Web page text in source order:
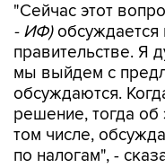
"Сейчас этот
- ИФ)обсуждается
правительстве. Я
мы выйдем с
обсуждаются.
решение, тогда об
том числе,
по налогам", -